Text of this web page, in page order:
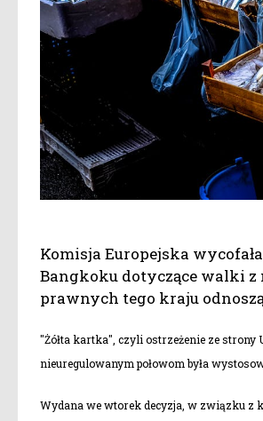
Komisja Europejska
Bangkoku dotyczące walki
prawnych tego kraju
"Żółta kartka", czyli ostrzeżenie ze
nieuregulowanym połowom była
Wydana we wtorek decyzja, w związku z